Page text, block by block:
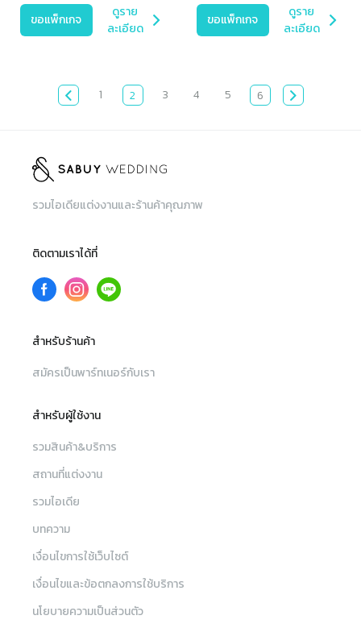
ขอแพ็กเกจ
ดูราย
ละเอียด
ขอแพ็กเกจ
ดูราย
ละเอียด
1 2 3 4 5 6
รวมไอเดียแต่งงานและร้านค้าคุณภาพ
ติดตามเราได้ที่
สำหรับร้านค้า
สมัครเป็นพาร์ทเนอร์กับเรา
สำหรับผู้ใช้งาน
รวมสินค้า&บริการ
สถานที่แต่งงาน
รวมไอเดีย
บทความ
เงื่อนไขการใช้เว็บไซต์
เงื่อนไขและข้อตกลงการใช้บริการ
นโยบายความเป็นส่วนตัว